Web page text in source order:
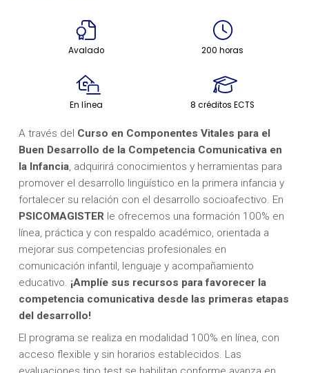
Avalado 200 horas
En línea 8 créditos ECTS
A través del Curso en Componentes Vitales para el
Buen Desarrollo de la Competencia Comunicativa en
la Infancia, adquirirá conocimientos y herramientas para
promover el desarrollo lingüístico en la primera infancia y
fortalecer su relación con el desarrollo socioafectivo. En
PSICOMAGISTERle ofrecemos una formación 100% en
línea, práctica y con respaldo académico, orientada a
mejorar sus competencias profesionales en
comunicación infantil, lenguaje y acompañamiento
educativo. ¡Amplíe sus recursos para favorecer la
competencia comunicativa desde las primeras etapas
del desarrollo!
El programa se realiza en modalidad 100% en línea, con
acceso flexible y sin horarios establecidos. Las